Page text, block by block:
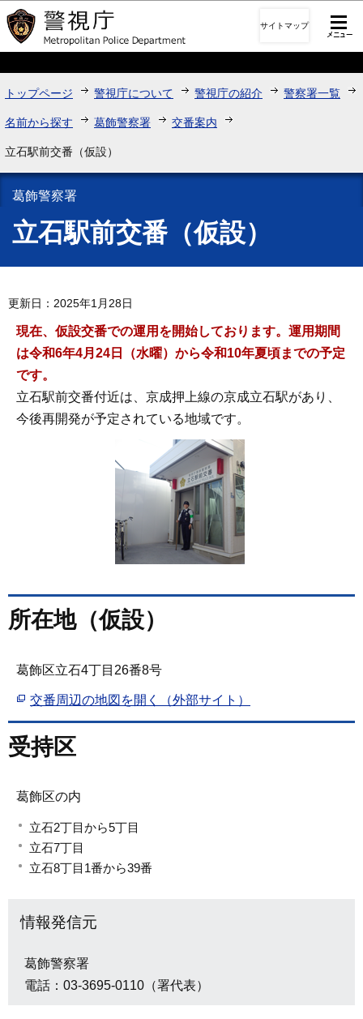
このページの本文へ移動
サイトマップ
トップページ 警視庁について 警視庁の紹介 警察署一覧
名前から探す 葛飾警察署 交番案内
立石駅前交番（仮設）
葛飾警察署
立石駅前交番（仮設）
更新日：2025年1月28日
現在、仮設交番での運用を開始しております。運用期間
は令和6年4月24日（水曜）から令和10年夏頃までの予定
です。
立石駅前交番付近は、京成押上線の京成立石駅があり、
今後再開発が予定されている地域です。
所在地（仮設）
葛飾区立石4丁目26番8号
交番周辺の地図を開く（外部サイト）
受持区
葛飾区の内
立石2丁目から5丁目
立石7丁目
立石8丁目1番から39番
情報発信元
葛飾警察署
電話：03-3695-0110（署代表）